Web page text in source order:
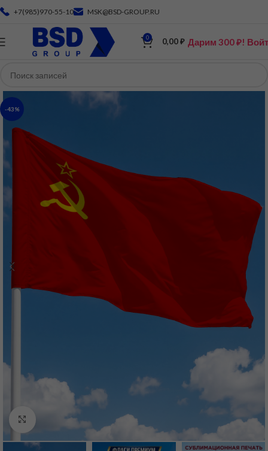
+7(985)970-55-10 MSK@BSD-GROUP.RU
0 0,00₽ Дарим 300 ₽!
-43%
Нажмите, чтобы увеличить